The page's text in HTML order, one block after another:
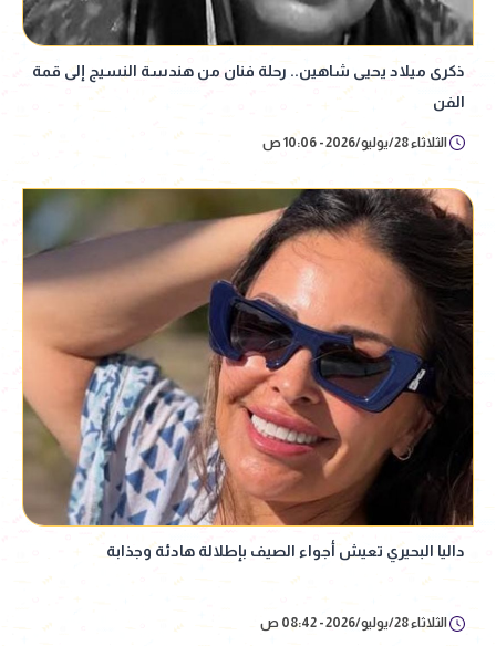
ذكرى ميلاد يحيى شاهين.. رحلة فنان من هندسة النسيج إلى قمة
الفن
الثلاثاء 28/يوليو/2026 - 10:06 ص
داليا البحيري تعيش أجواء الصيف بإطلالة هادئة وجذابة
الثلاثاء 28/يوليو/2026 - 08:42 ص